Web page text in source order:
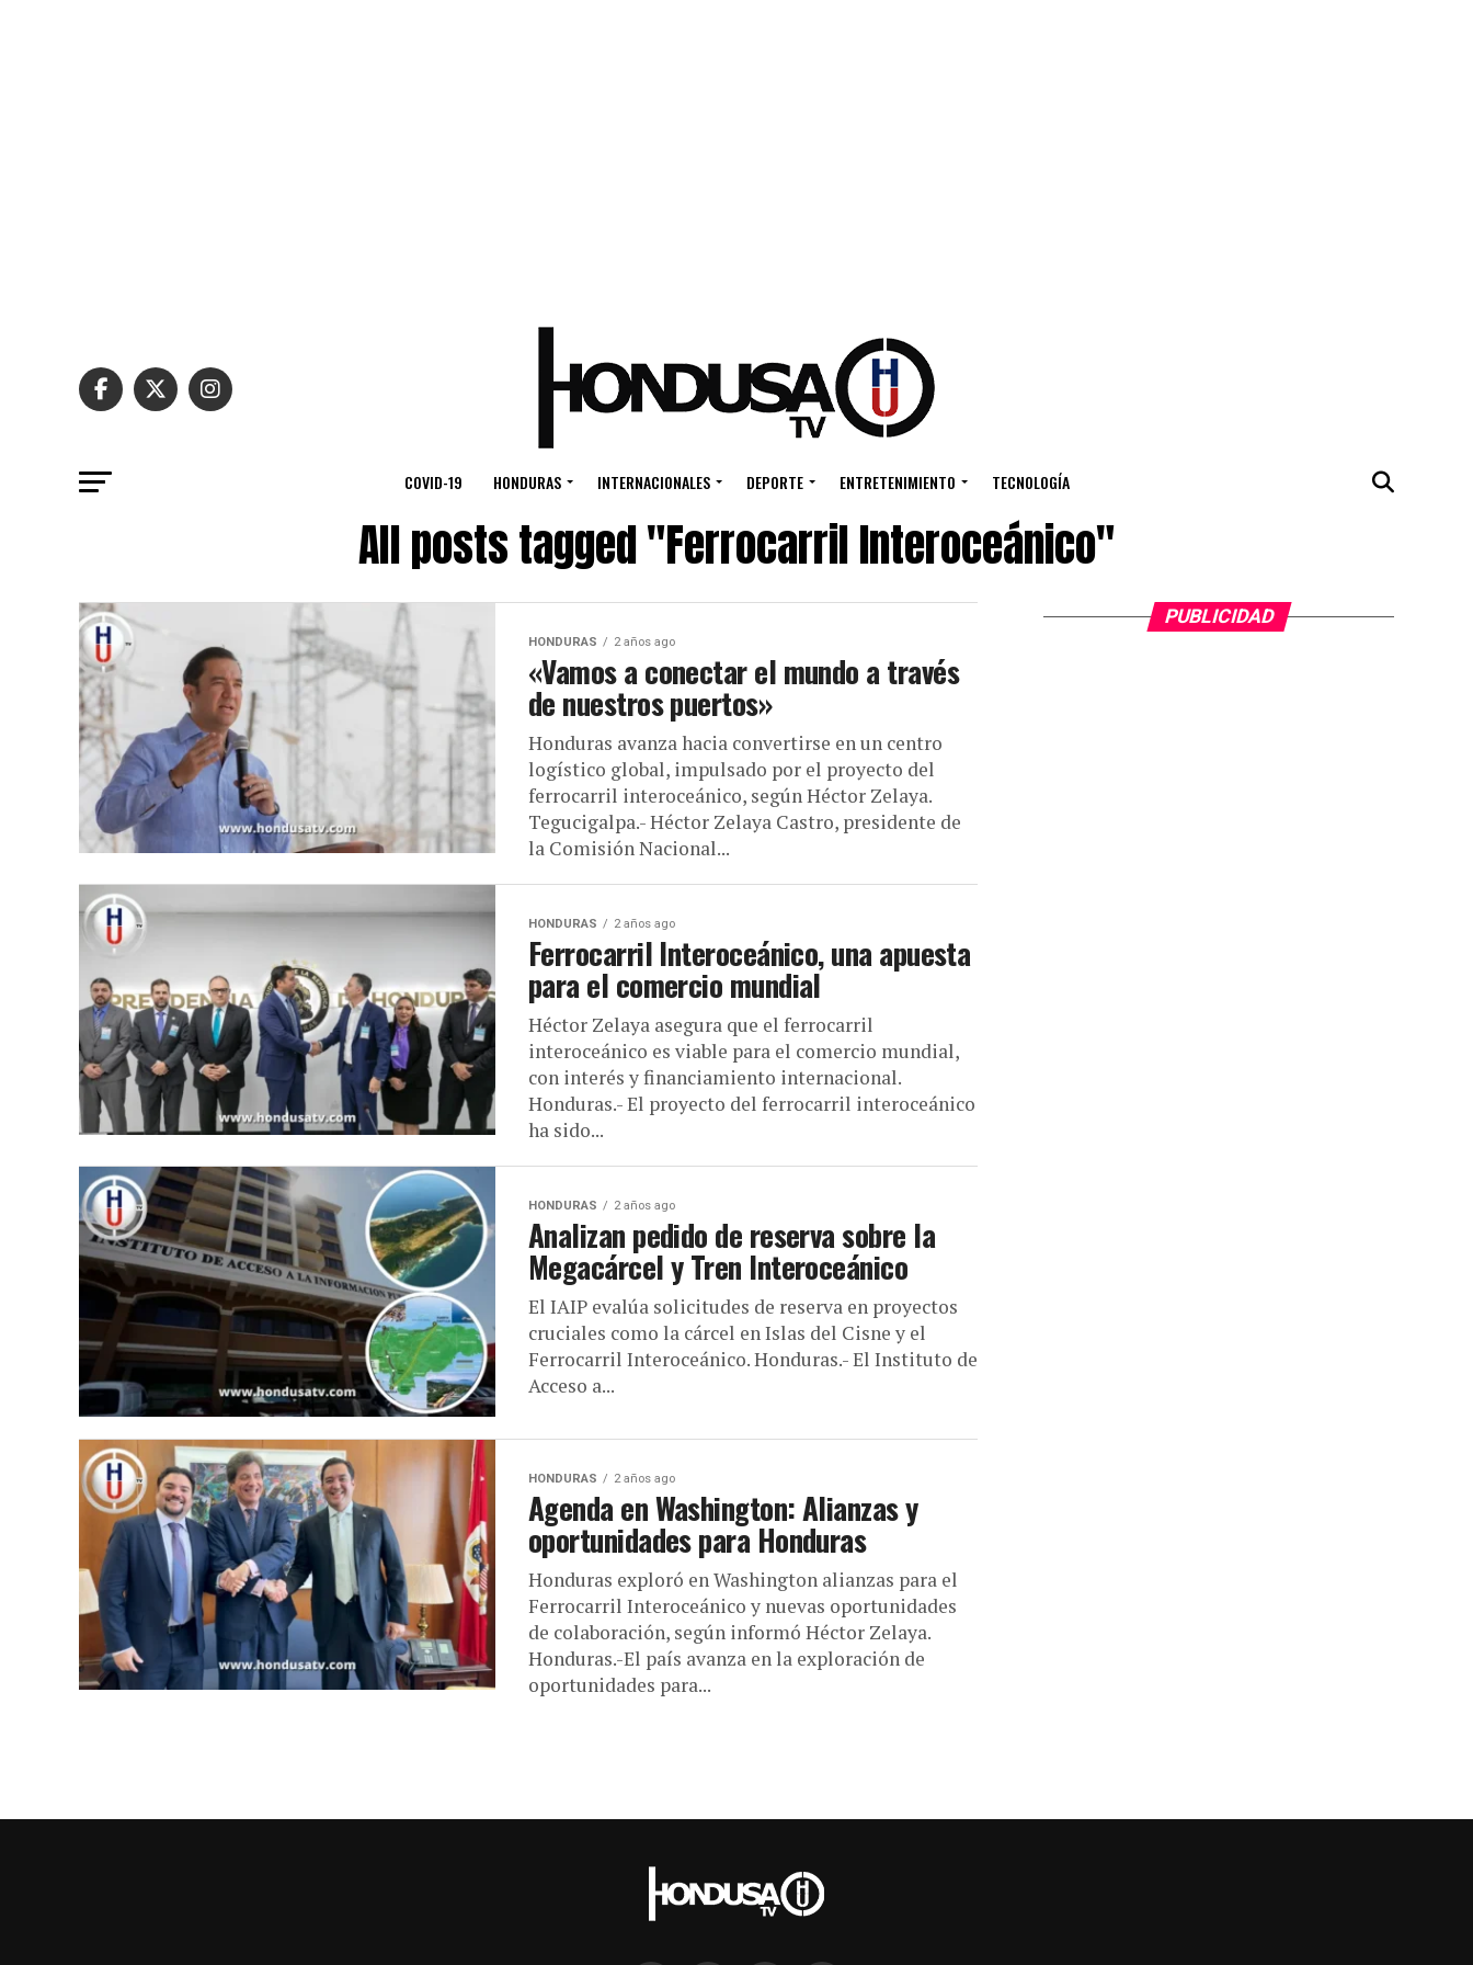
COVID-19 HONDURAS INTERNACIONALES DEPORTE ENTRETENIMIENTO TECNOLOGÍA
All posts tagged "Ferrocarril Interoceánico"
HONDURAS 2 años ago
«Vamos a conectar el mundo a través
de nuestros puertos»
Honduras avanza hacia convertirse en un centro
logístico global, impulsado por el proyecto del
ferrocarril interoceánico, según Héctor Zelaya.
Tegucigalpa.- Héctor Zelaya Castro, presidente de
la Comisión Nacional...
HONDURAS 2 años ago
Ferrocarril Interoceánico, una apuesta
para el comercio mundial
Héctor Zelaya asegura que el ferrocarril
interoceánico es viable para el comercio mundial,
con interés y financiamiento internacional.
Honduras.- El proyecto del ferrocarril interoceánico
ha sido...
HONDURAS 2 años ago
Analizan pedido de reserva sobre la
Megacárcel y Tren Interoceánico
El IAIP evalúa solicitudes de reserva en proyectos
cruciales como la cárcel en Islas del Cisne y el
Ferrocarril Interoceánico. Honduras.- El Instituto de
Acceso a...
HONDURAS 2 años ago
Agenda en Washington: Alianzas y
oportunidades para Honduras
Honduras exploró en Washington alianzas para el
Ferrocarril Interoceánico y nuevas oportunidades
de colaboración, según informó Héctor Zelaya.
Honduras.-El país avanza en la exploración de
oportunidades para...
PUBLICIDAD